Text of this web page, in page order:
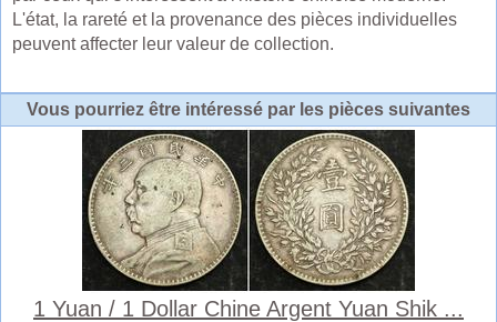
L'état, la rareté et la provenance des pièces individuelles
peuvent affecter leur valeur de collection.
Vous pourriez être intéressé par les pièces suivantes
1 Yuan / 1 Dollar Chine Argent Yuan Shik ...